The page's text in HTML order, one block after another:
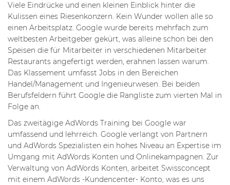
Viele Eindrücke und einen kleinen Einblick hinter die
Kulissen eines Riesenkonzern. Kein Wunder wollen alle so
einen Arbeitsplatz. Google wurde bereits mehrfach zum
weltbesten Arbeitgeber gekürt, was alleine schon bei den
Speisen die für Mitarbeiter in verschiedenen Mitarbeiter
Restaurants angefertigt werden, erahnen lassen warum.
Das Klassement umfasst Jobs in den Bereichen
Handel/Management und Ingenieurwesen. Bei beiden
Berufsfeldern führt Google die Rangliste zum vierten Mal in
Folge an.
Das zweitägige AdWords Training bei Google war
umfassend und lehrreich. Google verlangt von Partnern
und AdWords Spezialisten ein hohes Niveau an Expertise im
Umgang mit AdWords Konten und Onlinekampagnen. Zur
Verwaltung von AdWords Konten, arbeitet Swissconcept
mit einem AdWords -Kundencenter- Konto, was es uns